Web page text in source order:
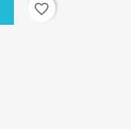
favorite_border